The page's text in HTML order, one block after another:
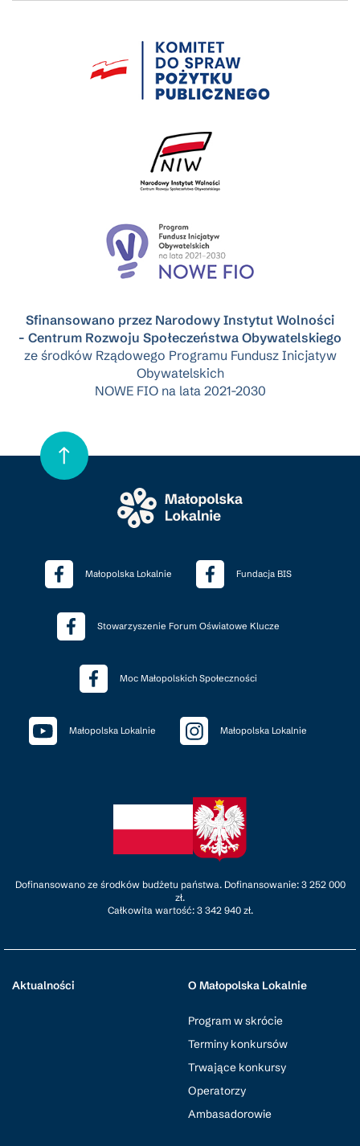
Sfinansowano przez Narodowy Instytut Wolności
- Centrum Rozwoju Społeczeństwa Obywatelskiego
ze środków Rządowego Programu Fundusz Inicjatyw
Obywatelskich
NOWE FIO na lata 2021-2030
Małopolska Lokalnie Fundacja BIS
Stowarzyszenie Forum Oświatowe Klucze
Moc Małopolskich Społeczności
Małopolska Lokalnie Małopolska Lokalnie
Dofinansowano ze środków budżetu państwa. Dofinansowanie: 3 252 000
zł.
Całkowita wartość: 3 342 940 zł.
Aktualności O Małopolska Lokalnie
Program w skrócie
Terminy konkursów
Trwające konkursy
Operatorzy
Ambasadorowie